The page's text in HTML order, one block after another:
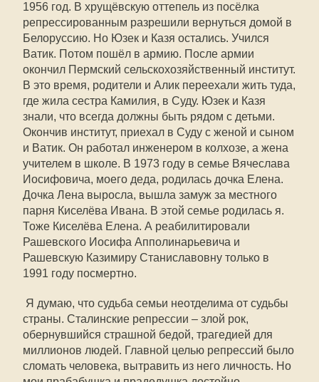
1956 год. В хрущёвскую оттепель из посёлка
репрессированным разрешили вернуться домой в
Белоруссию. Но Юзек и Казя остались. Учился
Ватик. Потом пошёл в армию. После армии
окончил Пермский сельскохозяйственный институт.
В это время, родители и Алик переехали жить туда,
где жила сестра Камилия, в Суду. Юзек и Казя
знали, что всегда должны быть рядом с детьми.
Окончив институт, приехал в Суду с женой и сыном
и Ватик. Он работал инженером в колхозе, а жена
учителем в школе. В 1973 году в семье Вячеслава
Иосифовича, моего деда, родилась дочка Елена.
Дочка Лена выросла, вышла замуж за местного
парня Киселёва Ивана. В этой семье родилась я.
Тоже Киселёва Елена. А реабилитировали
Рашевского Иосифа Апполинарьевича и
Рашевскую Казимиру Станиславовну только в
1991 году посмертно.
Я думаю, что судьба семьи неотделима от судьбы
страны. Сталинские репрессии – злой рок,
обернувшийся страшной бедой, трагедией для
миллионов людей. Главной целью репрессий было
сломать человека, вытравить из него личность. Но